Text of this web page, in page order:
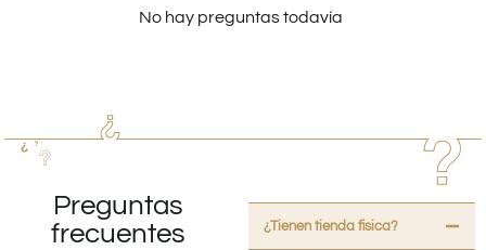
No hay preguntas todavía
Preguntas
frecuentes
¿Tienen tienda fisica?